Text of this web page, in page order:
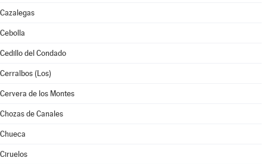
Cazalegas
Cebolla
Cedillo del Condado
Cerralbos (Los)
Cervera de los Montes
Chozas de Canales
Chueca
Ciruelos